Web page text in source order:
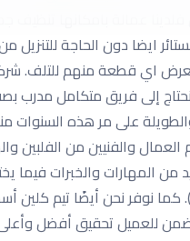
ايضا دون الحاجة
تعرض اي قطعة منهم للتلف.
إلى فريق متكامل مدرب
والطويلة على مر هذه
العمال والفنيين من
من المهارات والخبرات
نوفر نحن أيضًا تيم كلين
نضمن للعميل تحقيق أفضل